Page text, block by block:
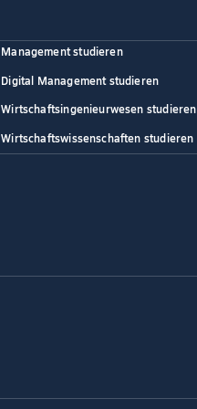
Management studieren
Digital Management studieren
Wirtschaftsingenieurwesen studieren
Wirtschaftswissenschaften studieren